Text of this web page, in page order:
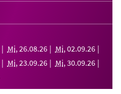
Mi, 26.08.26 Mi, 02.09.26
Mi, 23.09.26 Mi, 30.09.26